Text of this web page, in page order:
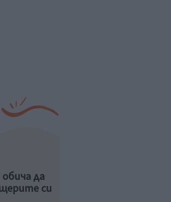
да
си